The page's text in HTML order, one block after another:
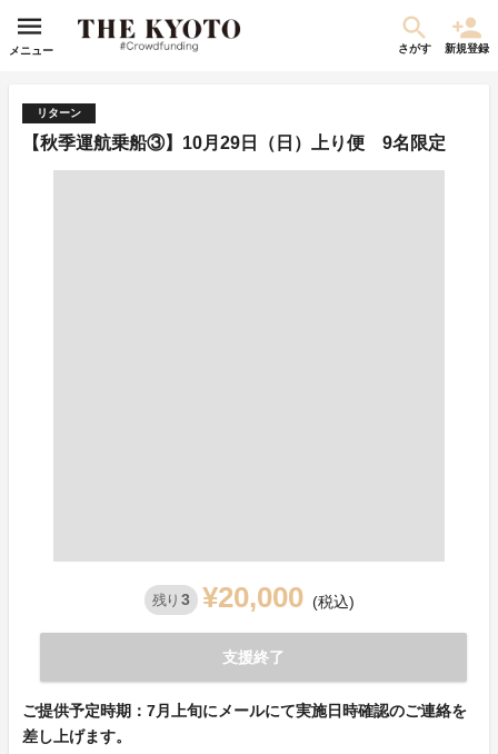
メニュー さがす 新規登録
リターン
【秋季運航乗船③】10月29日（日）上り便 9名限定
残り 3 ¥20,000 (税込)
支援終了
ご提供予定時期：7月上旬にメールにて実施日時確認のご連絡を
差し上げます。